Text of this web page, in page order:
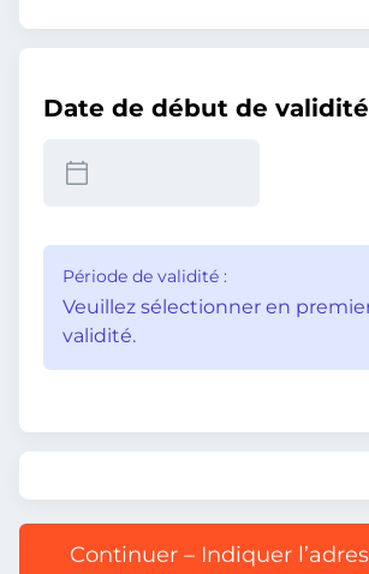
Date de début de validité
Période de validité :
Veuillez sélectionner en
validité.
Continuer – Indiquer